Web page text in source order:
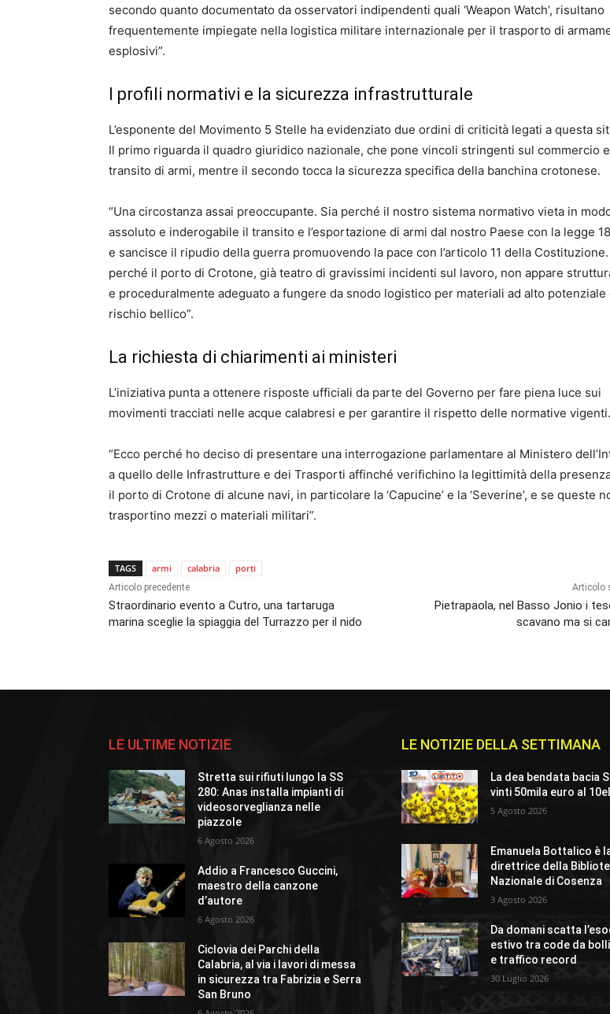
secondo quanto documentato da osservatori indipendenti quali ‘Weapon Watch’, risultano
frequentemente impiegate nella logistica militare internazionale per il trasporto di
esplosivi”.
I profili normativi e la sicurezza infrastrutturale
L’esponente del Movimento 5 Stelle ha evidenziato due ordini di criticità legati a questa
Il primo riguarda il quadro giuridico nazionale, che pone vincoli stringenti sul commercio
transito di armi, mentre il secondo tocca la sicurezza specifica della banchina crotonese.
“Una circostanza assai preoccupante. Sia perché il nostro sistema normativo vieta in
assoluto e inderogabile il transito e l’esportazione di armi dal nostro Paese con la legge
e sancisce il ripudio della guerra promuovendo la pace con l’articolo 11 della
perché il porto di Crotone, già teatro di gravissimi incidenti sul lavoro, non appare
e proceduralmente adeguato a fungere da snodo logistico per materiali ad alto potenziale
rischio bellico”.
La richiesta di chiarimenti ai ministeri
L’iniziativa punta a ottenere risposte ufficiali da parte del Governo per fare piena luce sui
movimenti tracciati nelle acque calabresi e per garantire il rispetto delle normative vigenti.
“Ecco perché ho deciso di presentare una interrogazione parlamentare al Ministero
a quello delle Infrastrutture e dei Trasporti affinché verifichino la legittimità della
il porto di Crotone di alcune navi, in particolare la ‘Capucine’ e la ‘Severine’, e se queste
trasportino mezzi o materiali militari”.
TAGS armi calabria porti
Articolo precedente
Straordinario evento a Cutro, una tartaruga
marina sceglie la spiaggia del Turrazzo per il nido
Articolo
Pietrapaola, nel Basso Jonio i
scavano ma si
LE ULTIME NOTIZIE
Stretta sui rifiuti lungo la SS
280: Anas installa impianti di
videosorveglianza nelle
piazzole
6 Agosto 2026
Addio a Francesco Guccini,
maestro della canzone
d’autore
6 Agosto 2026
Ciclovia dei Parchi della
Calabria, al via i lavori di messa
in sicurezza tra Fabrizia e Serra
San Bruno
LE NOTIZIE DELLA SETTIMANA
La dea bendata bacia
vinti 50mila euro al
5 Agosto 2026
Emanuela Bottalico è
direttrice della
Nazionale di Cosenza
3 Agosto 2026
Da domani scatta
estivo tra code da
e traffico record
30 Luglio 2026